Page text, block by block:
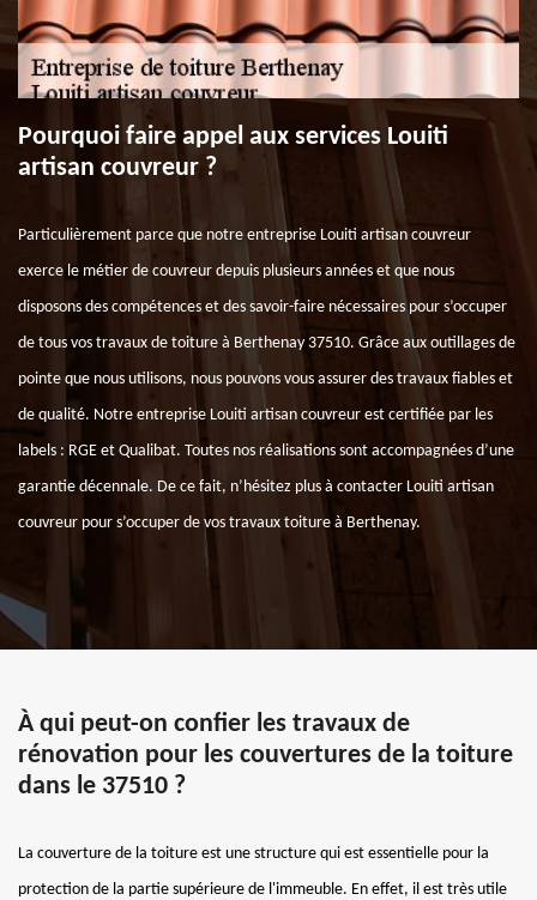
Pourquoi faire appel aux services Louiti
artisan couvreur ?
Particulièrement parce que notre entreprise Louiti artisan couvreur
exerce le métier de couvreur depuis plusieurs années et que nous
disposons des compétences et des savoir-faire nécessaires pour s’occuper
de tous vos travaux de toiture à Berthenay 37510. Grâce aux outillages de
pointe que nous utilisons, nous pouvons vous assurer des travaux fiables et
de qualité. Notre entreprise Louiti artisan couvreur est certifiée par les
labels : RGE et Qualibat. Toutes nos réalisations sont accompagnées d’une
garantie décennale. De ce fait, n’hésitez plus à contacter Louiti artisan
couvreur pour s’occuper de vos travaux toiture à Berthenay.
À qui peut-on confier les travaux de
rénovation pour les couvertures de la toiture
dans le 37510 ?
La couverture de la toiture est une structure qui est essentielle pour la
protection de la partie supérieure de l'immeuble. En effet, il est très utile